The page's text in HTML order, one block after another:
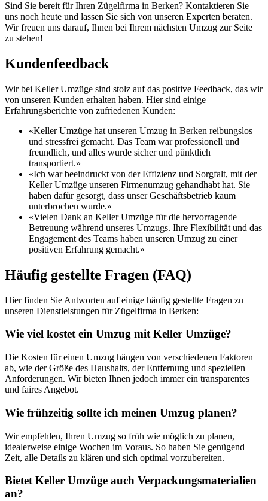
Sind Sie bereit für Ihren Zügelfirma in Berken? Kontaktieren Sie
uns noch heute und lassen Sie sich von unseren Experten beraten.
Wir freuen uns darauf, Ihnen bei Ihrem nächsten Umzug zur Seite
zu stehen!
Kundenfeedback
Wir bei Keller Umzüge sind stolz auf das positive Feedback, das wir
von unseren Kunden erhalten haben. Hier sind einige
Erfahrungsberichte von zufriedenen Kunden:
«Keller Umzüge hat unseren Umzug in Berken reibungslos
und stressfrei gemacht. Das Team war professionell und
freundlich, und alles wurde sicher und pünktlich
transportiert.»
«Ich war beeindruckt von der Effizienz und Sorgfalt, mit der
Keller Umzüge unseren Firmenumzug gehandhabt hat. Sie
haben dafür gesorgt, dass unser Geschäftsbetrieb kaum
unterbrochen wurde.»
«Vielen Dank an Keller Umzüge für die hervorragende
Betreuung während unseres Umzugs. Ihre Flexibilität und das
Engagement des Teams haben unseren Umzug zu einer
positiven Erfahrung gemacht.»
Häufig gestellte Fragen (FAQ)
Hier finden Sie Antworten auf einige häufig gestellte Fragen zu
unseren Dienstleistungen für Zügelfirma in Berken:
Wie viel kostet ein Umzug mit Keller Umzüge?
Die Kosten für einen Umzug hängen von verschiedenen Faktoren
ab, wie der Größe des Haushalts, der Entfernung und speziellen
Anforderungen. Wir bieten Ihnen jedoch immer ein transparentes
und faires Angebot.
Wie frühzeitig sollte ich meinen Umzug planen?
Wir empfehlen, Ihren Umzug so früh wie möglich zu planen,
idealerweise einige Wochen im Voraus. So haben Sie genügend
Zeit, alle Details zu klären und sich optimal vorzubereiten.
Bietet Keller Umzüge auch Verpackungsmaterialien
an?